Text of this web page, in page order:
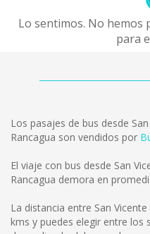
Lo sentimos. No
para
Los pasajes de bus desde
Rancagua son vendidos por
El viaje con bus desde San
Rancagua demora en
La distancia entre San
kms y puedes elegir entre los